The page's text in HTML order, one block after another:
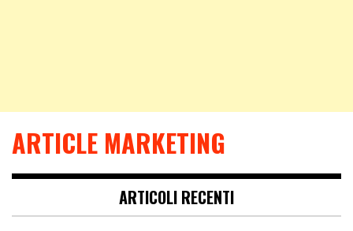
ARTICLE MARKETING
ARTICOLI RECENTI